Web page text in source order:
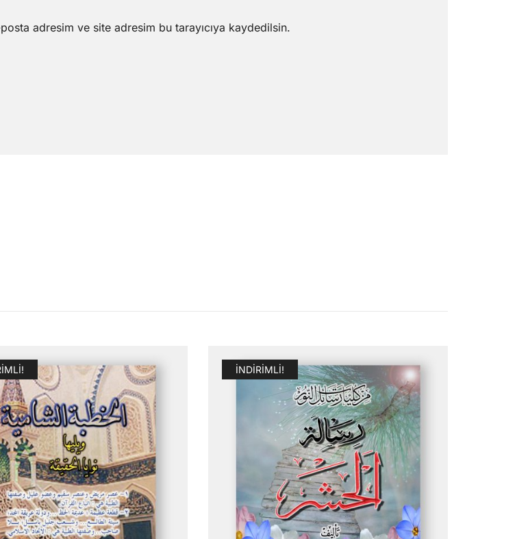
adresim ve site adresim bu tarayıcıya kaydedilsin.
İNDIRIMLI!